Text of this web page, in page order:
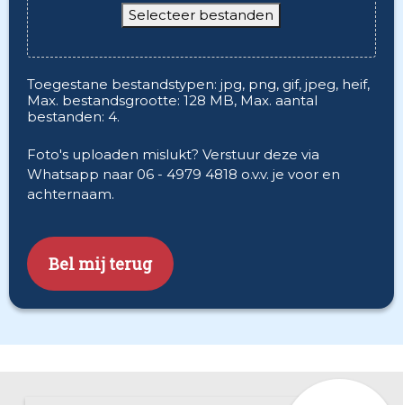
Selecteer bestanden
Toegestane bestandstypen: jpg, png, gif, jpeg, heif,
Max. bestandsgrootte: 128 MB, Max. aantal
bestanden: 4.
Foto's uploaden mislukt? Verstuur deze via
Whatsapp naar 06 - 4979 4818 o.v.v. je voor en
achternaam.